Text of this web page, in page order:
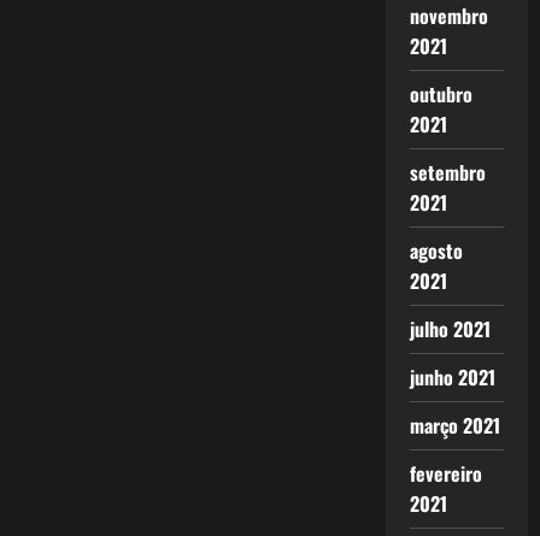
novembro
2021
outubro
2021
setembro
2021
agosto
2021
julho 2021
junho 2021
março 2021
fevereiro
2021